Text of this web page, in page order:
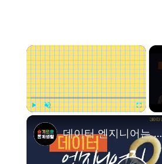
Fullscreen
데이터 엔지니어는 왜 필요하고, 어떠한 일을 할까? [LG CNS 김현진님]